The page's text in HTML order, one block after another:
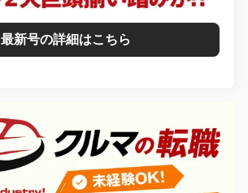
最新号の詳細はこちら